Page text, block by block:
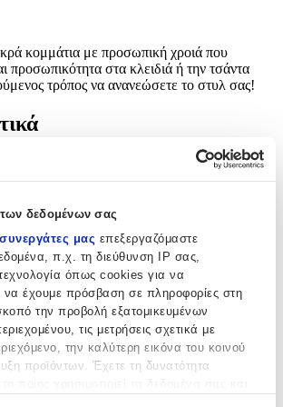
δεδομένων σας
μας επεξεργαζόμαστε
π.χ. τη διεύθυνση IP σας,
όπως cookies για να
να έχουμε πρόσβαση σε πληροφορίες στη
την προβολή εξατομικευμένων
τις μετρήσεις σχετικά με
την καλύτερη εικόνα του κοινού
προϊόντων. Έχετε τη δυνατότητα
κομμάτια με προσωπική χροιά που
προσωπικότητα στα κλειδιά ή την τσάντα
τρόπος να ανανεώσετε το στυλ σας!